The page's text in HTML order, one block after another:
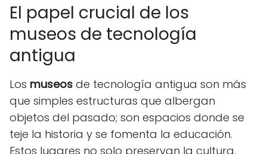
El papel crucial de los
museos de tecnología
antigua
Los museos de tecnología antigua son más
que simples estructuras que albergan
objetos del pasado; son espacios donde se
teje la historia y se fomenta la educación.
Estos lugares no solo preservan la cultura,